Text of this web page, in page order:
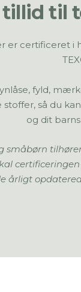
tillid til
certificeret i
fyld,
så du
og dit
småbørn
årligt